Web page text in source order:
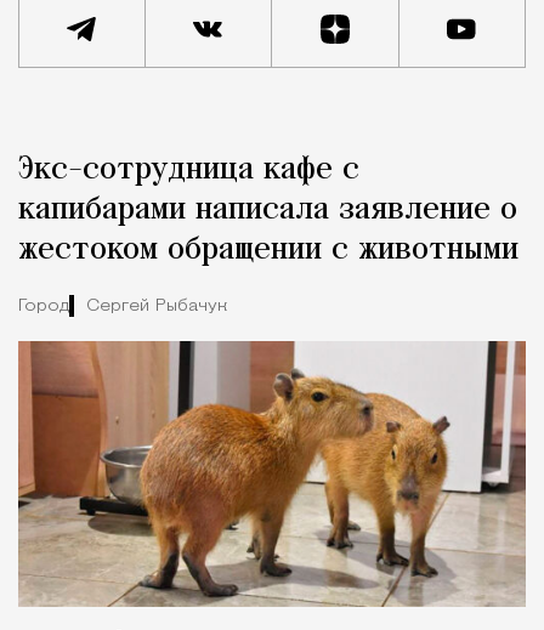
Город
Экс-сотрудница кафе с
капибарами написала заявление о
жестоком обращении с животными
Город Сергей Рыбачук